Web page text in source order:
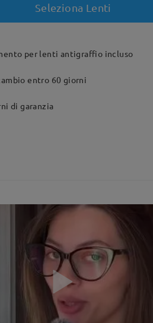
Seleziona Lenti
per lenti antigraffio incluso
entro 60 giorni
di garanzia